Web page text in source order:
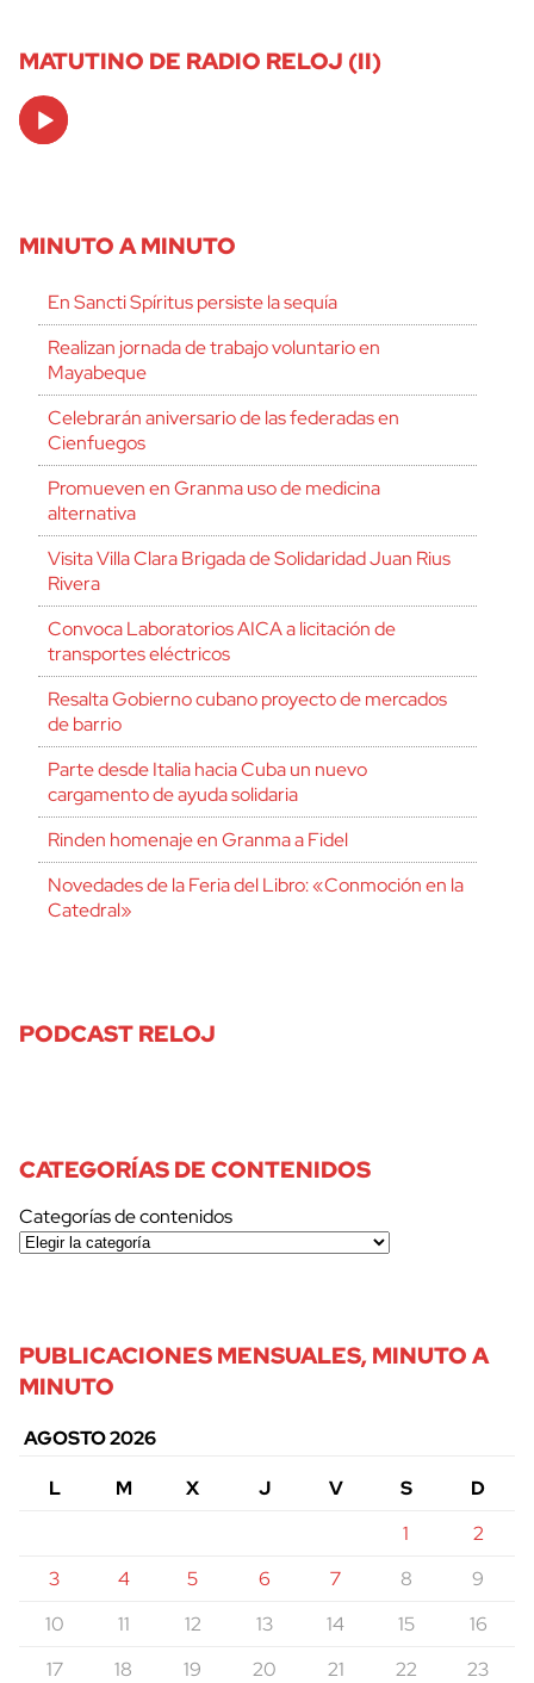
MATUTINO DE RADIO RELOJ (II)
Audio
Player
MINUTO A MINUTO
En Sancti Spíritus persiste la sequía
Realizan jornada de trabajo voluntario en
Mayabeque
Celebrarán aniversario de las federadas en
Cienfuegos
Promueven en Granma uso de medicina
alternativa
Visita Villa Clara Brigada de Solidaridad Juan Rius
Rivera
Convoca Laboratorios AICA a licitación de
transportes eléctricos
Resalta Gobierno cubano proyecto de mercados
de barrio
Parte desde Italia hacia Cuba un nuevo
cargamento de ayuda solidaria
Rinden homenaje en Granma a Fidel
Novedades de la Feria del Libro: «Conmoción en la
Catedral»
PODCAST RELOJ
CATEGORÍAS DE CONTENIDOS
Categorías de contenidos
PUBLICACIONES MENSUALES, MINUTO A
MINUTO
AGOSTO 2026
L
M X J V S
D
1
2
3
4 5 6 7 8
9
10
11 12 13 14 15
16
17
18 19 20 21 22
23